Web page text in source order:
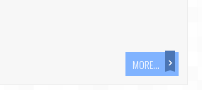
MORE...